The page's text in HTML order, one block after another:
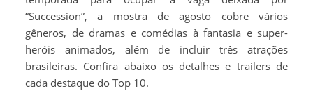
“Succession”, a mostra de agosto cobre vários
gêneros, de dramas e comédias à fantasia e super-
heróis animados, além de incluir três atrações
brasileiras. Confira abaixo os detalhes e trailers de
cada destaque do Top 10.